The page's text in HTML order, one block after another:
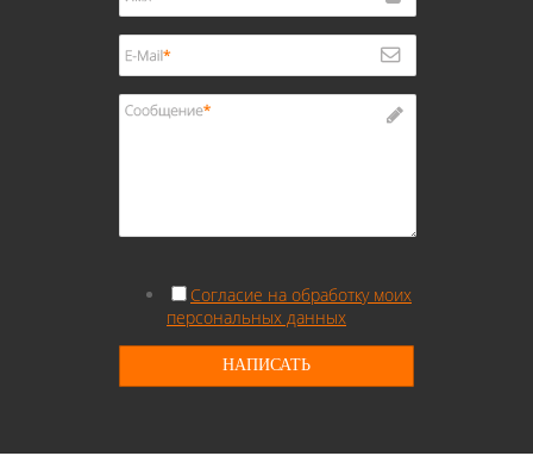
Согласие на обработку моих
персональных данных
НАПИСАТЬ